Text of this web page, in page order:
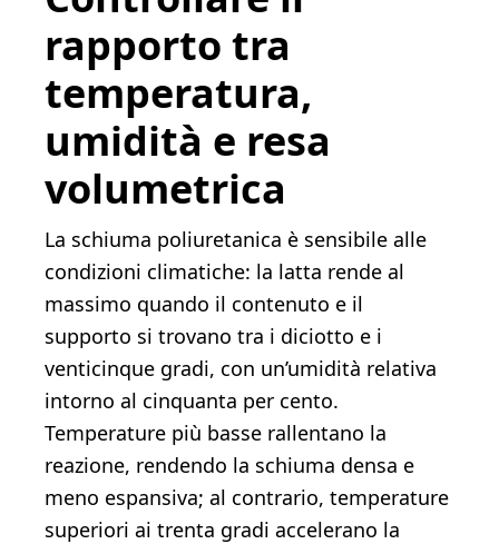
rapporto tra
temperatura,
umidità e resa
volumetrica
La schiuma poliuretanica è sensibile alle
condizioni climatiche: la latta rende al
massimo quando il contenuto e il
supporto si trovano tra i diciotto e i
venticinque gradi, con un’umidità relativa
intorno al cinquanta per cento.
Temperature più basse rallentano la
reazione, rendendo la schiuma densa e
meno espansiva; al contrario, temperature
superiori ai trenta gradi accelerano la